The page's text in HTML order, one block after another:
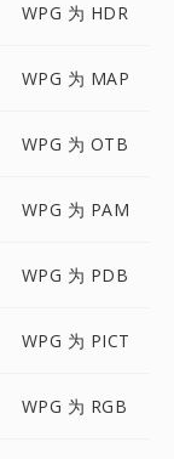
WPG 为 HDR
WPG 为 MAP
WPG 为 OTB
WPG 为 PAM
WPG 为 PDB
WPG 为 PICT
WPG 为 RGB